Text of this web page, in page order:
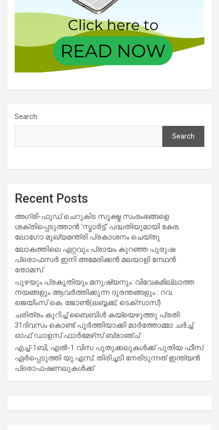
Search
Search
Recent Posts
അഗ്രി-ഫുഡ് ചെറുകിട സൂക്ഷ്മ സംരംഭങ്ങളെ
ശക്തിപ്പെടുത്താന്‍ ‘സ്മാര്‍ട്ട്’ പദ്ധതിയുമായി കേര;
ലോഗോ മുഖ്യമന്ത്രി പ്രകാശനം ചെയ്തു
ലോകത്തിലെ ഏറ്റവും പ്രായം കുറഞ്ഞ പുരുഷ
പ്രൊഫസർ ഇനി അമേരിക്കൻ മലയാളി നേഥൻ
തോമസ്
പുഴയും പ്രകൃതിയും മനുഷ്യനും: വിവേകമില്ലാത്ത
നയങ്ങളും ആവർത്തിക്കുന്ന ദുരന്തങ്ങളും : റവ.
ജെയിംസ് കെ. ജോൺ(ലബ്ബക്ക്, ടെക്സാസ്)
ചരിത്രം കുറിച്ച് ബൈബിൾ കയ്യെഴുത്തു പ്രതി
31ദിവസം കൊണ്ട് പൂർത്തിയാക്കി മാർത്തോമ്മാ ചർച്ച്
ഓഫ് ഡാളസ് ഫാർമേഴ്‌സ് ബ്രാഞ്ച്
എച്ച്-1ബി, എൽ-1 വിസ പുതുക്കലുകൾക്ക് പുതിയ ഫീസ്
ഏർപ്പെടുത്തി യു.എസ്; തിരിച്ചടി നേരിടുന്നത് ഇന്ത്യൻ
പ്രൊഫഷണലുകൾക്ക്